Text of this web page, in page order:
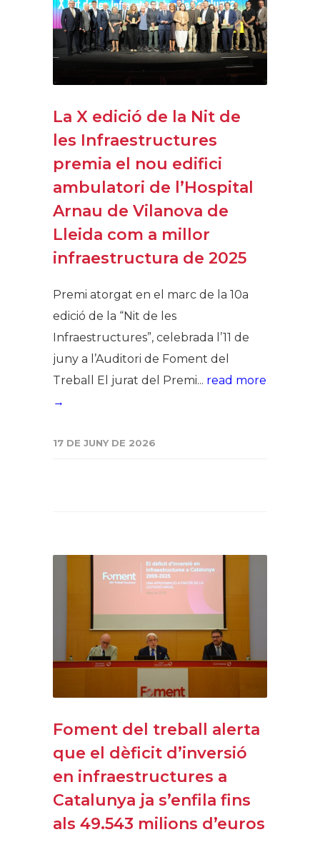
La X edició de la Nit de
les Infraestructures
premia el nou edifici
ambulatori de l’Hospital
Arnau de Vilanova de
Lleida com a millor
infraestructura de 2025
Premi atorgat en el marc de la 10a
edició de la “Nit de les
Infraestructures”, celebrada l’11 de
juny a l’Auditori de Foment del
Treball El jurat del Premi... read more
→
17 DE JUNY DE 2026
Foment del treball alerta
que el dèficit d’inversió
en infraestructures a
Catalunya ja s’enfila fins
als 49.543 milions d’euros